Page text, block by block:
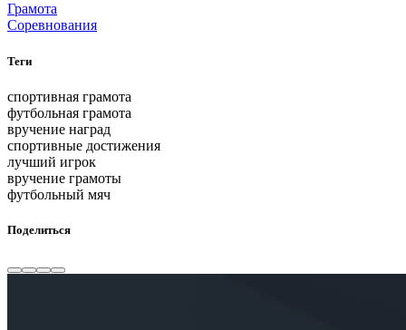
Грамота
Соревнования
Теги
спортивная грамота
футбольная грамота
вручение наград
спортивные достижения
лучший игрок
вручение грамоты
футбольный мяч
Поделиться